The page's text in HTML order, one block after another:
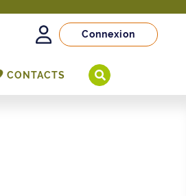
Connexion
CONTACTS